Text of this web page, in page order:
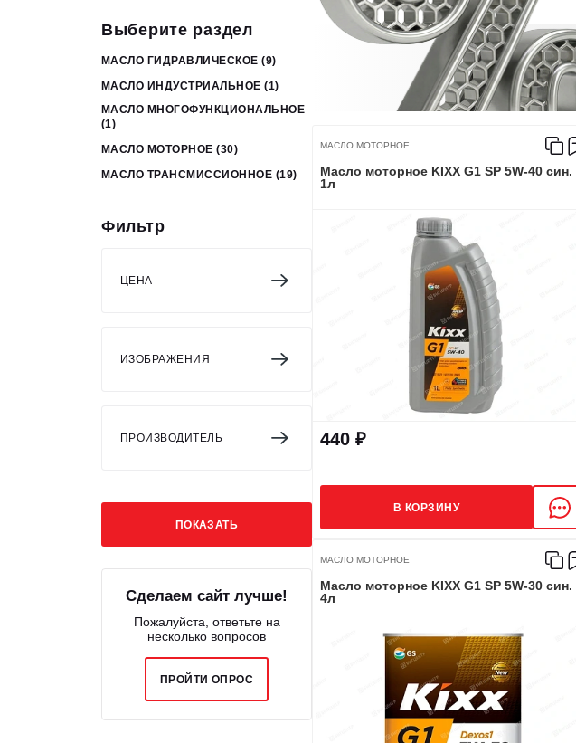
ШИНЫ
ДВИГАТЕЛИ
КПП
КАБИНЫ
ГСМ
Выберите раздел
МАСЛО ГИДРАВЛИЧЕСКОЕ(9)
МАСЛО ИНДУСТРИАЛЬНОЕ(1)
МАСЛО МНОГОФУНКЦИОНАЛЬНОЕ
(1)
МАСЛО МОТОРНОЕ(30)
МАСЛО ТРАНСМИССИОННОЕ (19)
Фильтр
ЦЕНА
ИЗОБРАЖЕНИЯ
ПРОИЗВОДИТЕЛЬ
Сделаем сайт лучше!
Пожалуйста, ответьте на
несколько вопросов
ПРОЙТИ ОПРОС
МАСЛО МОТОРНОЕ
Масло моторное KIXX G1 SP 5W-40 син.
1л
440 ₽
В КОРЗИНУ
МАСЛО МОТОРНОЕ
Масло моторное KIXX G1 SP 5W-30 син.
4л